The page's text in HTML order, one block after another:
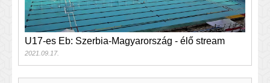
U17-es Eb: Szerbia-Magyarország - élő stream
2021.09.17.